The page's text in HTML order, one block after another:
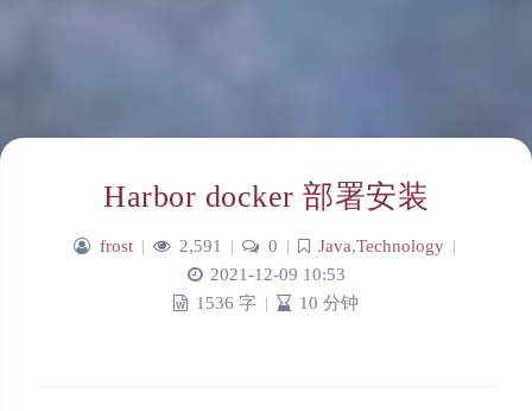
Harbor docker 部署安装
frost | 2,591 | 0 | Java,Technology |
2021-12-09 10:53
1536 字 | 10 分钟